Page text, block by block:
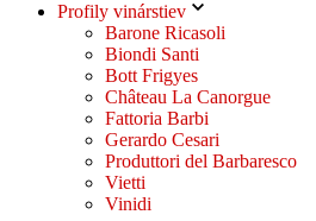
Profily vinárstiev
Barone Ricasoli
Biondi Santi
Bott Frigyes
Château La Canorgue
Fattoria Barbi
Gerardo Cesari
Produttori del Barbaresco
Vietti
Vinidi